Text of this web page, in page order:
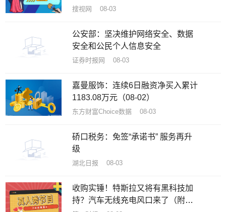
搜视网 08-03
公安部：坚决维护网络安全、数据
安全和公民个人信息安全
证券时报网 08-03
嘉曼服饰：连续6日融资净买入累计
1183.08万元（08-02）
东方财富Choice数据 08-03
硚口税务：免签“承诺书” 服务再升
级
湖北日报 08-03
收购实锤！特斯拉又将有黑科技加
持？汽车无线充电风口来了（附